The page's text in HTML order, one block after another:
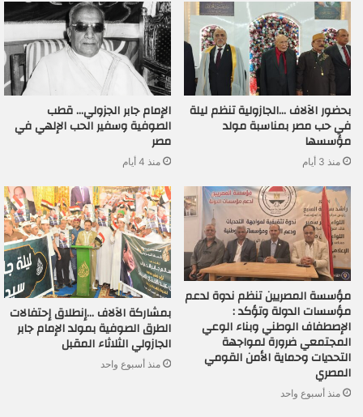
بحضور الآلاف …الجازولية تنظم ليلة
في حب مصر بمناسبة مولد
مؤسسها
منذ 3 أيام
الإمام جابر الجزولي… قطب
الصوفية وسفير الحب الإلهي في
مصر
منذ 4 أيام
مؤسسة المصريين تنظم ندوة لدعم
مؤسسات الدولة وتؤكد :
الإصطفاف الوطني وبناء الوعي
المجتمعي ضرورة لمواجهة
التحديات وحماية الأمن القومي
المصري
منذ أسبوع واحد
بمشاركة الآلاف …إنطلاق إحتفالات
الطرق الصوفية بمولد الإمام جابر
الجازولي الثلاثاء المقبل
منذ أسبوع واحد